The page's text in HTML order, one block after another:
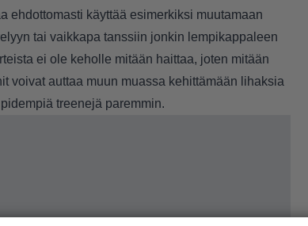
ehdottomasti käyttää esimerkiksi muutamaan
tai vaikkapa tanssiin jonkin lempikappaleen
ei ole keholle mitään haittaa, joten mitään
voivat auttaa muun muassa kehittämään lihaksia
treenejä paremmin.